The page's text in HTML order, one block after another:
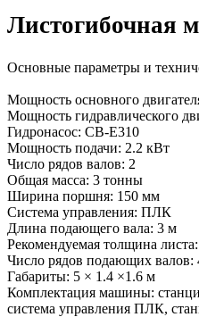
Листогибочная
Основные параметры и
Мощность основного
Мощность гидравлического
Гидронасос: CB-E310
Мощность подачи: 2.2 кВт
Число рядов валов: 2
Общая масса: 3 тонны
Ширина поршня: 150 мм
Система управления: ПЛК
Длина подающего вала: 3 м
Рекомендуемая толщина
Число рядов подающих валов:
Габариты: 5 × 1.4 ×1.6 м
Комплектация машины:
система управления ПЛК,